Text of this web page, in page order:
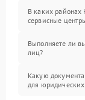
В каких районах
сервисные
Выполняете ли
лиц?
Какую
для